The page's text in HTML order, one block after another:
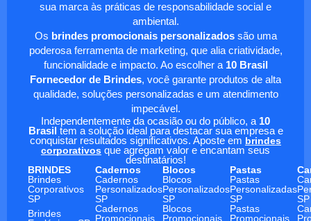
sua marca às práticas de responsabilidade social e
ambiental.
Os brindes promocionais personalizadossão uma
poderosa ferramenta de marketing, que alia criatividade,
funcionalidade e impacto. Ao escolher a 10 Brasil
Fornecedor de Brindes, você garante produtos de alta
qualidade, soluções personalizadas e um atendimento
impecável.
Independentemente da ocasião ou do público, a 10
Brasil tem a solução ideal para destacar sua empresa e
conquistar resultados significativos. Aposte em brindes
corporativos que agregam valor e encantam seus
destinatários!
BRINDES
Cadernos Blocos Pastas
Brindes
Corporativos
SP
Cadernos
Personalizados
SP
Blocos
Personalizados
SP
Pastas
Personalizadas
SP
SP
Brindes
Cadernos
Promocionais
Blocos
Promocionais
Pastas
Promocionais